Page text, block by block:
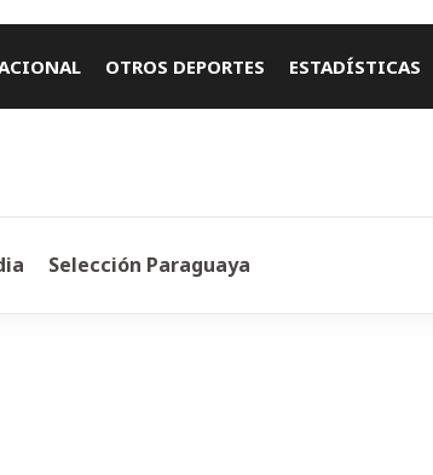
OTROS DEPORTES ESTADÍSTICAS
Selección Paraguaya